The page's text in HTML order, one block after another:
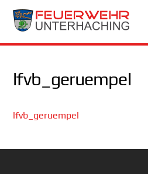
Skip
lfvb_geruempel
lfvb_geruempel